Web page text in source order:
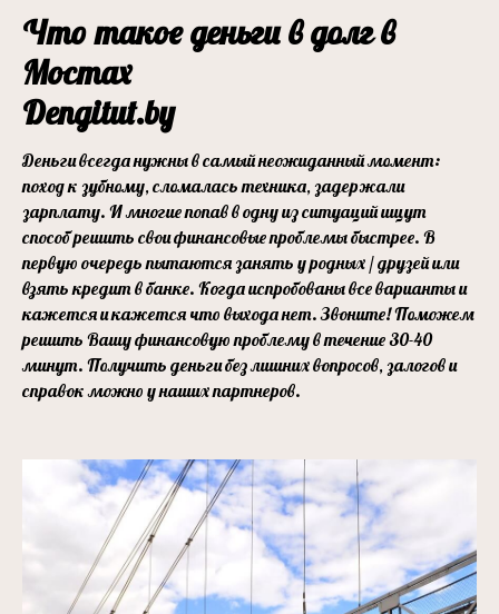
Что такое деньги в долг в
Мостах
Dengitut.by
Деньги всегда нужны в самый неожиданный момент:
поход к зубному, сломалась техника, задержали
зарплату. И многие попав в одну из ситуаций ищут
способ решить свои финансовые проблемы быстрее. В
первую очередь пытаются занять у родных / друзей или
взять кредит в банке. Когда испробованы все варианты и
кажется и кажется что выхода нет. Звоните! Поможем
решить Вашу финансовую проблему в течение 30-40
минут. Получить деньги без лишних вопросов, залогов и
справок можно у наших партнеров.